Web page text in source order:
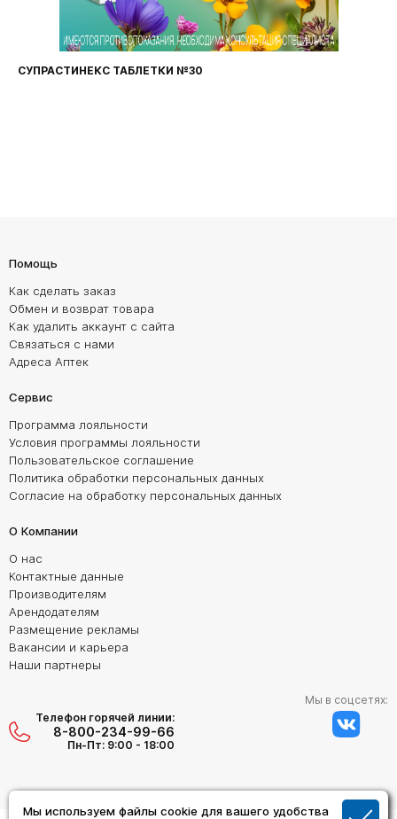
Мы используем файлы cookie для вашего удобства
СУПРАСТИНЕКС ТАБЛЕТКИ №30
Помощь
Как сделать заказ
Обмен и возврат товара
Как удалить аккаунт с сайта
Связаться с нами
Адреса Аптек
Сервис
Программа лояльности
Условия программы лояльности
Пользовательское соглашение
Политика обработки персональных данных
Согласие на обработку персональных данных
О Компании
О нас
Контактные данные
Производителям
Арендодателям
Размещение рекламы
Вакансии и карьера
Наши партнеры
Телефон горячей линии:
8-800-234-99-66
Пн-Пт: 9:00 - 18:00
Мы в соцсетях: